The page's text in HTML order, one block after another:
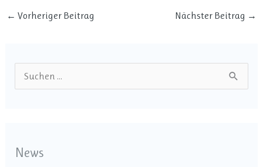
← Vorheriger Beitrag Nächster Beitrag →
e
News